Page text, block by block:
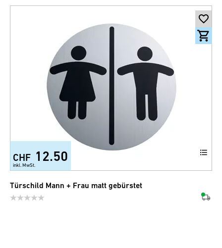
CHF 12.50
inkl. MwSt.
Türschild Mann + Frau matt gebürstet